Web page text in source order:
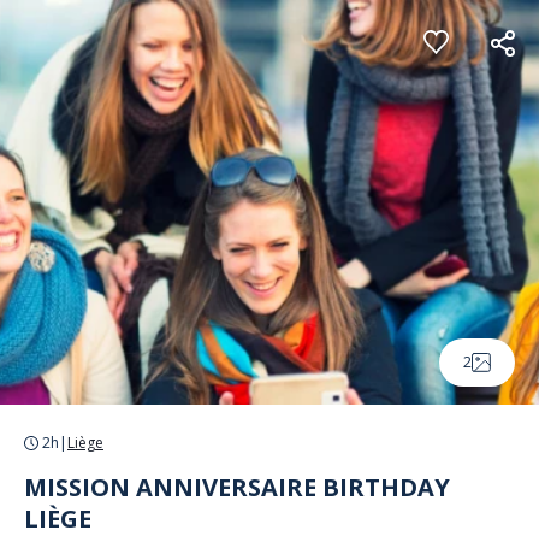
Panneau de gestion des cookies
2
2h | Liège
MISSION ANNIVERSAIRE BIRTHDAY
LIÈGE